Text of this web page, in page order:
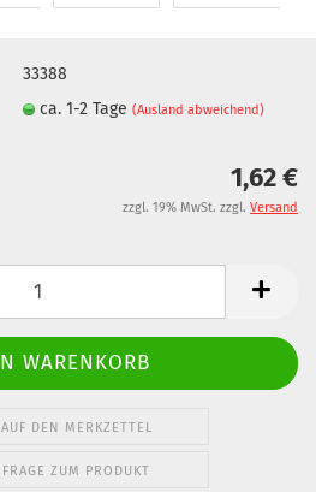
33388
ca. 1-2 Tage(Ausland abweichend)
1,62 €
zzgl. 19% MwSt. zzgl. Versand
AUF DEN MERKZETTEL
FRAGE ZUM PRODUKT